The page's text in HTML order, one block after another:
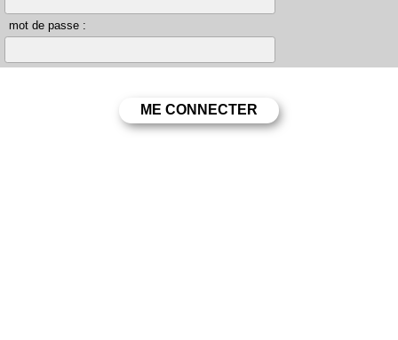
mot de passe :